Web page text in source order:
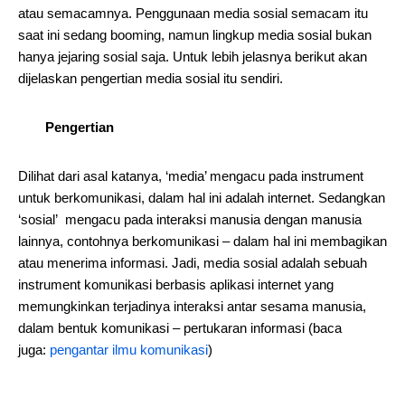
atau semacamnya. Penggunaan media sosial semacam itu
saat ini sedang booming, namun lingkup media sosial bukan
hanya jejaring sosial saja. Untuk lebih jelasnya berikut akan
dijelaskan pengertian media sosial itu sendiri.
Pengertian
Dilihat dari asal katanya, ‘media’ mengacu pada instrument
untuk berkomunikasi, dalam hal ini adalah internet. Sedangkan
‘sosial’ mengacu pada interaksi manusia dengan manusia
lainnya, contohnya berkomunikasi – dalam hal ini membagikan
atau menerima informasi. Jadi, media sosial adalah sebuah
instrument komunikasi berbasis aplikasi internet yang
memungkinkan terjadinya interaksi antar sesama manusia,
dalam bentuk komunikasi – pertukaran informasi (baca
juga: pengantar ilmu komunikasi)